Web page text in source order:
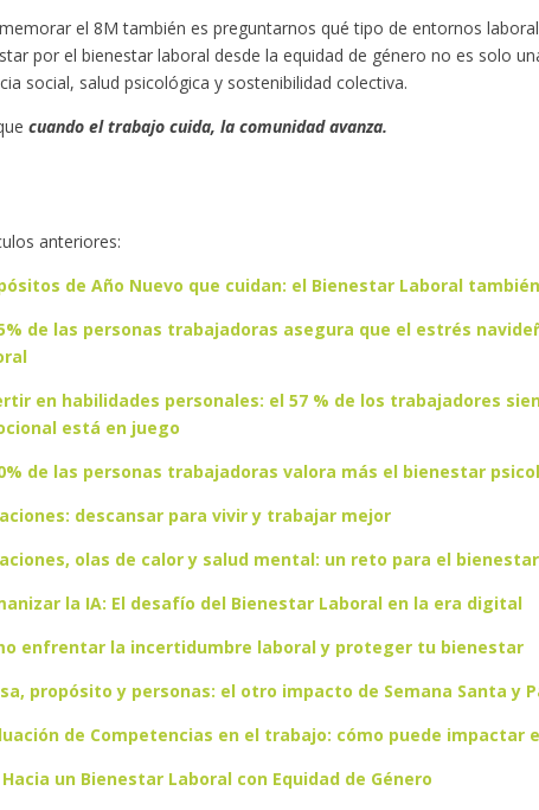
el 8M también es preguntarnos qué tipo de entornos
por el bienestar laboral desde la equidad de género no es solo
social, salud psicológica y sostenibilidad colectiva.
cuando el trabajo cuida, la comunidad avanza.
anteriores:
de Año Nuevo que cuidan: el Bienestar Laboral
de las personas trabajadoras asegura que el estrés
en habilidades personales: el 57 % de los trabajadores
está en juego
de las personas trabajadoras valora más el bienestar
descansar para vivir y trabajar mejor
olas de calor y salud mental: un reto para el
la IA: El desafío del Bienestar Laboral en la era digital
enfrentar la incertidumbre laboral y proteger tu bienestar
propósito y personas: el otro impacto de Semana Santa y
de Competencias en el trabajo: cómo puede impactar
Hacia un Bienestar Laboral con Equidad de Género